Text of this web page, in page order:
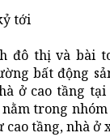
tới
đô thị và bài
bất động
ở cao tầng
trong
tầng, nhà ở